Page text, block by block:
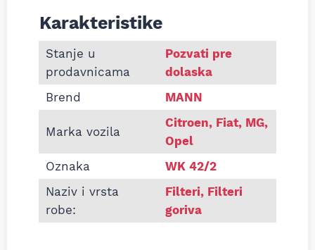
Informacije o Filter goriva MANN WK42/2 Citroen
Karakteristike
Stanje u
prodavnicama
Pozvati pre
dolaska
Brend
MANN
Marka vozila
Citroen, Fiat, MG,
Opel
Oznaka
WK 42/2
Naziv i vrsta
robe:
Filteri, Filteri
goriva